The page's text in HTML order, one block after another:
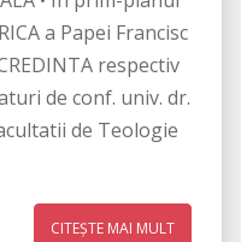
a Papei Francisc
respectiv
de conf. univ. dr.
de Teologie
CITEȘTE MAI MULT